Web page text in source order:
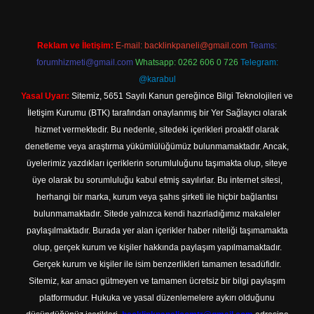
Reklam ve İletişim: E-mail: backlinkpaneli@gmail.com Teams:
forumhizmeti@gmail.com Whatsapp: 0262 606 0 726 Telegram:
@karabul
Yasal Uyarı: Sitemiz, 5651 Sayılı Kanun gereğince Bilgi Teknolojileri ve
İletişim Kurumu (BTK) tarafından onaylanmış bir Yer Sağlayıcı olarak
hizmet vermektedir. Bu nedenle, sitedeki içerikleri proaktif olarak
denetleme veya araştırma yükümlülüğümüz bulunmamaktadır. Ancak,
üyelerimiz yazdıkları içeriklerin sorumluluğunu taşımakta olup, siteye
üye olarak bu sorumluluğu kabul etmiş sayılırlar. Bu internet sitesi,
herhangi bir marka, kurum veya şahıs şirketi ile hiçbir bağlantısı
bulunmamaktadır. Sitede yalnızca kendi hazırladığımız makaleler
paylaşılmaktadır. Burada yer alan içerikler haber niteliği taşımamakta
olup, gerçek kurum ve kişiler hakkında paylaşım yapılmamaktadır.
Gerçek kurum ve kişiler ile isim benzerlikleri tamamen tesadüfidir.
Sitemiz, kar amacı gütmeyen ve tamamen ücretsiz bir bilgi paylaşım
platformudur. Hukuka ve yasal düzenlemelere aykırı olduğunu